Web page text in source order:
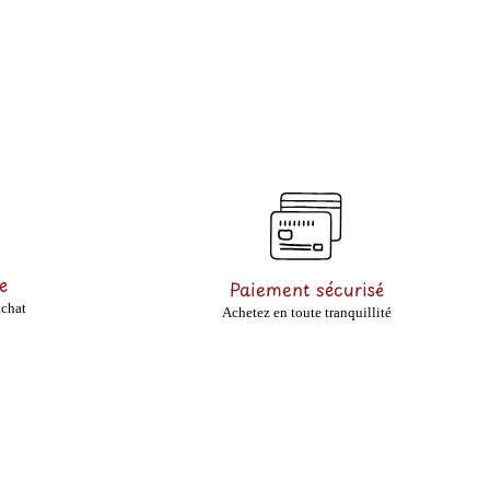
Paiement sécurisé
Achetez en toute tranquillité